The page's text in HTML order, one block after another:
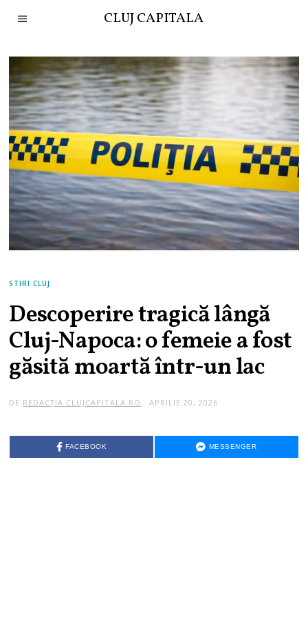
CLUJ CAPITALA
STIRI CLUJ
Descoperire tragică lângă
Cluj-Napoca: o femeie a fost
găsită moartă într-un lac
DE REDACȚIA CLUJCAPITALA.RO APRILIE 20, 2026
FACEBOOK MESSENGER